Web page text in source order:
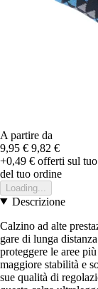
A partire da
9,95 € 9,82 €
+0,49 € offerti sul
del tuo ordine
Loading...
Descrizione
Calzino ad alte
gare di lunga
proteggere le aree
maggiore stabilità e
sue qualità di